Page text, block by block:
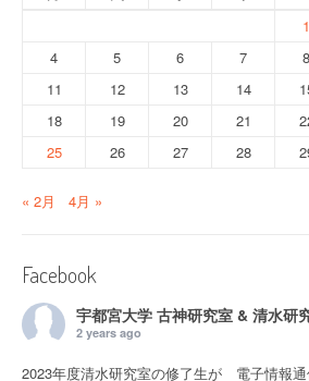
1
4
5 6 7 8
11
12 13 14
18
19 20 21
25
26 27 28
« 2月 4月 »
Facebook
宇都宮大学 古神研究室 & 清水研
2 years ago
2023年度清水研究室の修了生が 電子情報